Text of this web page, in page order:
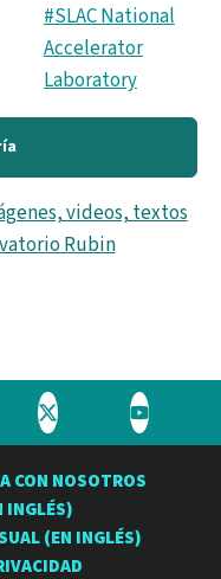
#SLAC National
Accelerator
Laboratory
videos, textos
Rubin
Visite
Observatorio
Rubin
en
Visite
Rubin
en
CON NOSOTROS
INGLÉS)
(EN INGLÉS)